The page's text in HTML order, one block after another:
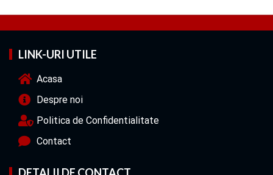
LINK-URI UTILE
Acasa
Despre noi
Politica de Confidentialitate
Contact